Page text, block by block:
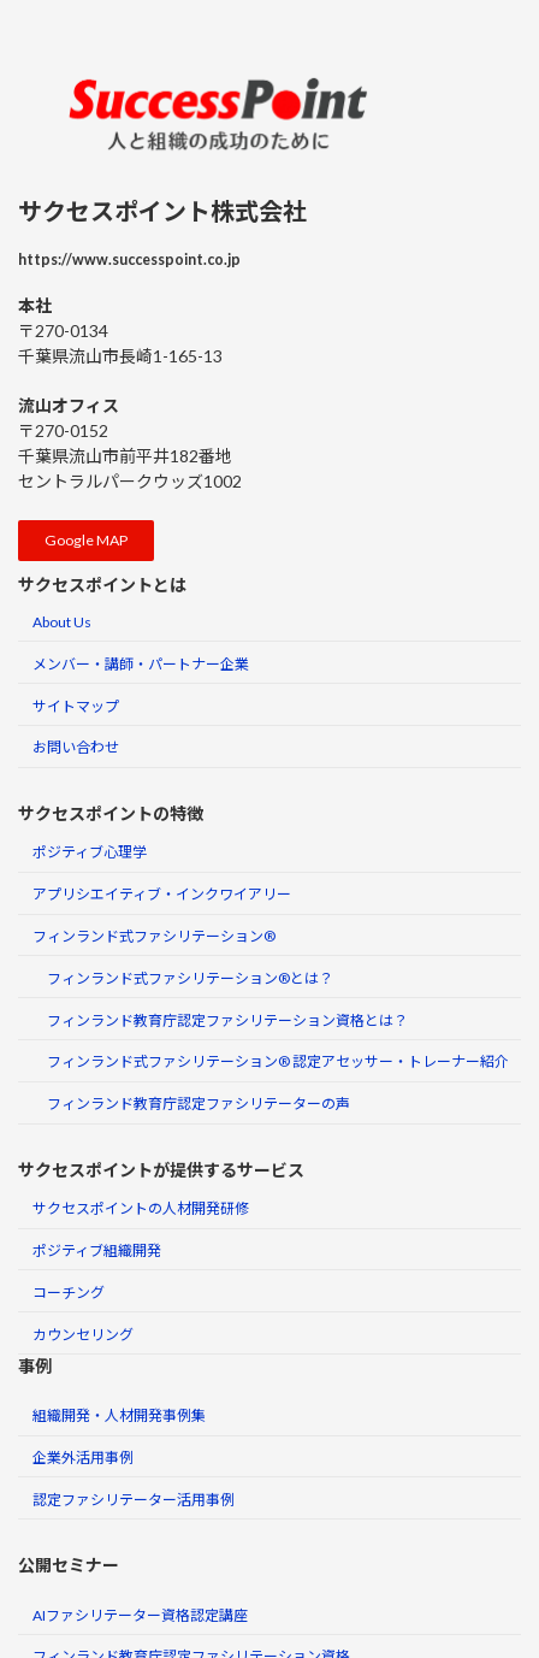
サクセスポイント株式会社
https://www.successpoint.co.jp
本社
〒270-0134
千葉県流山市長崎1-165-13
流山オフィス
〒270-0152
千葉県流山市前平井182番地
セントラルパークウッズ1002
Google MAP
サクセスポイントとは
About Us
メンバー・講師・パートナー企業
サイトマップ
お問い合わせ
サクセスポイントの特徴
ポジティブ心理学
アプリシエイティブ・インクワイアリー
フィンランド式ファシリテーション®
フィンランド式ファシリテーション®とは？
フィンランド教育庁認定ファシリテーション資格とは？
フィンランド式ファシリテーション® 認定アセッサー・トレーナー紹介
フィンランド教育庁認定ファシリテーターの声
サクセスポイントが提供するサービス
サクセスポイントの人材開発研修
ポジティブ組織開発
コーチング
カウンセリング
事例
組織開発・人材開発事例集
企業外活用事例
認定ファシリテーター活用事例
公開セミナー
AIファシリテーター資格認定講座